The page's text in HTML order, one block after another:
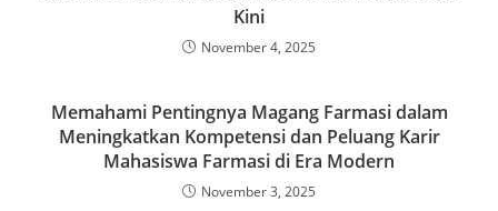
Kini
November 4, 2025
Memahami Pentingnya Magang Farmasi dalam
Meningkatkan Kompetensi dan Peluang Karir
Mahasiswa Farmasi di Era Modern
November 3, 2025